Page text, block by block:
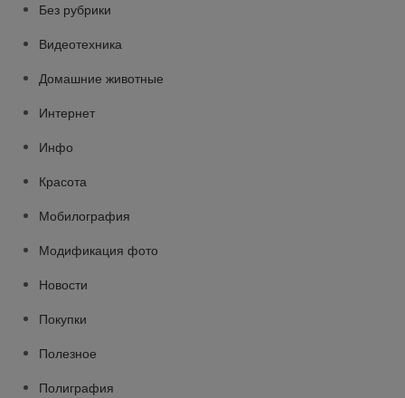
Без рубрики
Видеотехника
Домашние животные
Интернет
Инфо
Красота
Мобилография
Модификация фото
Новости
Покупки
Полезное
Полиграфия